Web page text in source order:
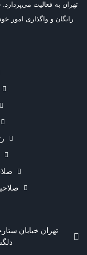
تهران به فعالیت
رایگان و واگذاری امور